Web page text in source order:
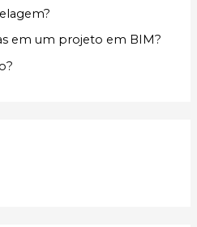
em um projeto em BIM?